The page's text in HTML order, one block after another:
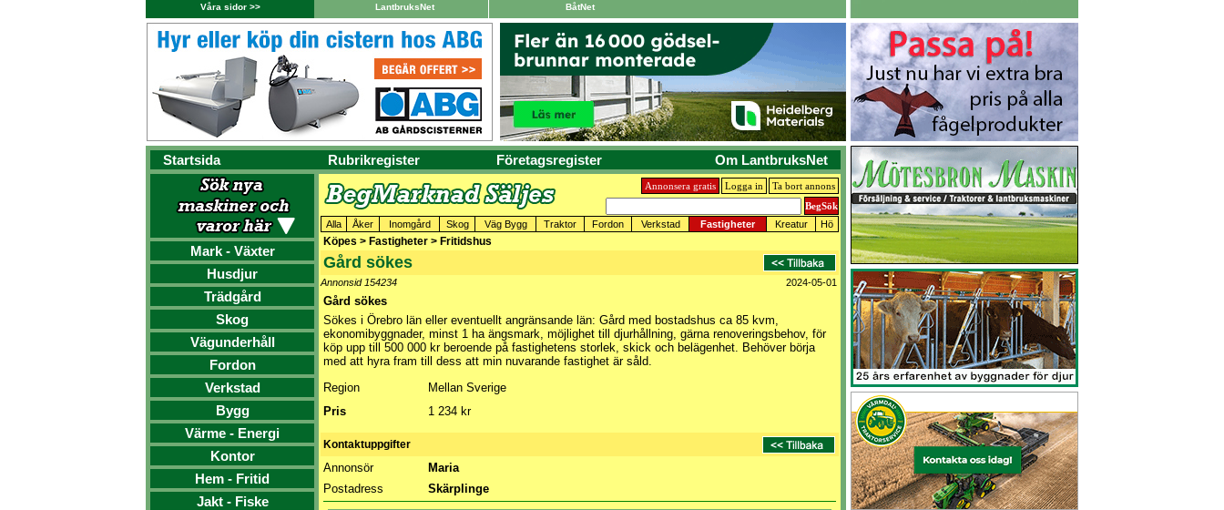
Våra sidor >> LantbruksNet BåtNet
Startsida Rubrikregister Företagsregister Om LantbruksNet
Mark - Växter
Husdjur
Trädgård
Skog
Vägunderhåll
Fordon
Verkstad
Bygg
Värme - Energi
Kontor
Hem - Fritid
Jakt - Fiske
Annonsera gratis Logga in Ta bort annons
Alla Åker Inomgård Skog Väg Bygg Traktor Fordon Verkstad Fastigheter Kreatur Hö
Köpes > Fastigheter > Fritidshus
Gård sökes
Annonsid 154234 2024-05-01
Gård sökes
Sökes i Örebro län eller eventuellt angränsande län: Gård med bostadshus ca 85 kvm,
ekonomibyggnader, minst 1 ha ängsmark, möjlighet till djurhållning, gärna renoveringsbehov, för
köp upp till 500 000 kr beroende på fastighetens storlek, skick och belägenhet. Behöver börja
med att hyra fram till dess att min nuvarande fastighet är såld.
Region
Mellan Sverige
Pris
1 234 kr
Kontaktuppgifter
Annonsör
Maria
Postadress
Skärplinge